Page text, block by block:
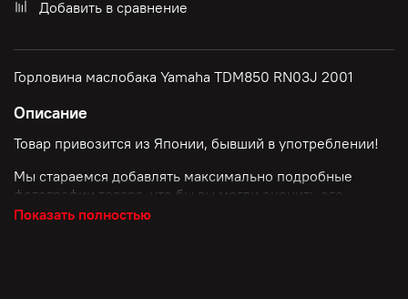
Добавить в сравнение
Горловина маслобака Yamaha TDM850 RN03J 2001
Описание
Товар привозится из Японии, бывший в употреблении!
Мы стараемся добавлять максимально подробные
фотографии товара, что бы вы могли оценить его
состояние.
Показать полностью